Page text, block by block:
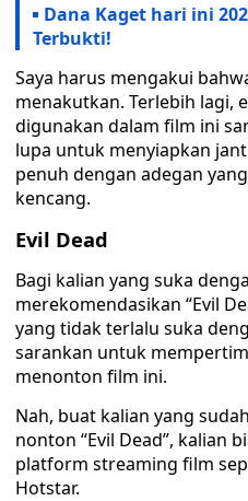
Dana Kaget hari ini
Terbukti!
Saya harus mengakui
menakutkan. Terlebih lagi,
digunakan dalam film ini
lupa untuk menyiapkan
penuh dengan adegan
kencang.
Evil Dead
Bagi kalian yang suka
merekomendasikan “Evil
yang tidak terlalu suka
sarankan untuk
menonton film ini.
Nah, buat kalian yang
nonton “Evil Dead”, kalian
platform streaming film
Hotstar.